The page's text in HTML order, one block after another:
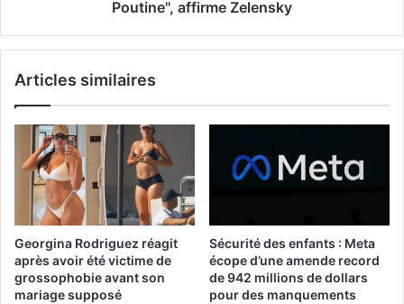
Poutine", affirme Zelensky
Articles similaires
Georgina Rodriguez réagit
après avoir été victime de
grossophobie avant son
mariage supposé
Sécurité des enfants : Meta
écope d’une amende record
de 942 millions de dollars
pour des manquements